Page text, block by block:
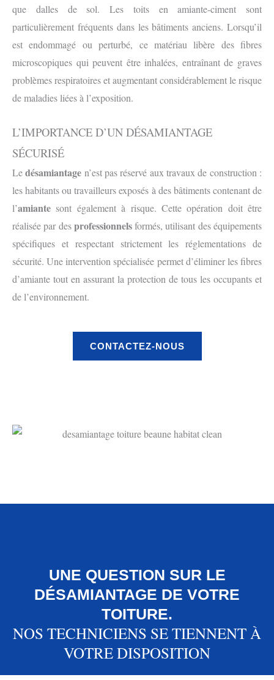
que dalles de sol. Les toits en amiante-ciment sont
particulièrement fréquents dans les bâtiments anciens. Lorsqu’il
est endommagé ou perturbé, ce matériau libère des fibres
microscopiques qui peuvent être inhalées, entraînant de graves
problèmes respiratoires et augmentant considérablement le risque
de maladies liées à l’exposition.
L’IMPORTANCE D’UN DÉSAMIANTAGE
SÉCURISÉ
Ledésamiantage n’est pas réservé aux travaux de construction :
les habitants ou travailleurs exposés à des bâtiments contenant de
l’amiante sont également à risque. Cette opération doit être
réalisée par desprofessionnelsformés, utilisant des équipements
spécifiques et respectant strictement les réglementations de
sécurité. Une intervention spécialisée permet d’éliminer les fibres
d’amiante tout en assurant la protection de tous les occupants et
de l’environnement.
CONTACTEZ-NOUS
UNE QUESTION SUR LE
DÉSAMIANTAGE DE VOTRE
TOITURE.
NOS TECHNICIENS SE TIENNENT À
VOTRE DISPOSITION